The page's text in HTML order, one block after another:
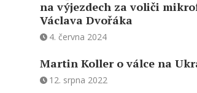
na výjezdech za voliči
Václava Dvořáka
4. června 2024
Martin Koller o válce na
12. srpna 2022